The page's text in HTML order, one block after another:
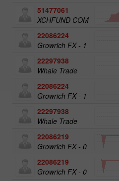
51477061
XCHFUND COM
22086224
Growrich FX - 1
22297938
Whale Trade
22086224
Growrich FX - 1
22297938
Whale Trade
22086219
Growrich FX - 0
22086219
Growrich FX - 0